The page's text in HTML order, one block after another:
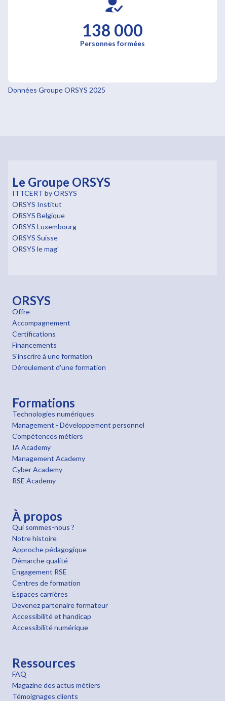
138 000
Personnes formées
Données Groupe ORSYS 2025
Le Groupe ORSYS
ITTCERT by ORSYS
ORSYS Institut
ORSYS Belgique
ORSYS Luxembourg
ORSYS Suisse
ORSYS le mag'
ORSYS
Offre
Accompagnement
Certifications
Financements
S'inscrire à une formation
Déroulement d'une formation
Formations
Technologies numériques
Management - Développement personnel
Compétences métiers
IA Academy
Management Academy
Cyber Academy
RSE Academy
À propos
Qui sommes-nous ?
Notre histoire
Approche pédagogique
Démarche qualité
Engagement RSE
Centres de formation
Espaces carrières
Devenez partenaire formateur
Accessibilité et handicap
Accessibilité numérique
Ressources
FAQ
Magazine des actus métiers
Témoignages clients